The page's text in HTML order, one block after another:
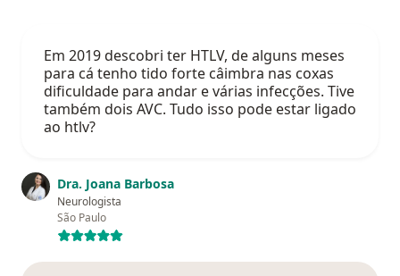
Em 2019 descobri ter HTLV, de alguns meses
para cá tenho tido forte câimbra nas coxas
dificuldade para andar e várias infecções. Tive
também dois AVC. Tudo isso pode estar ligado
ao htlv?
Dra. Joana Barbosa
Neurologista
São Paulo